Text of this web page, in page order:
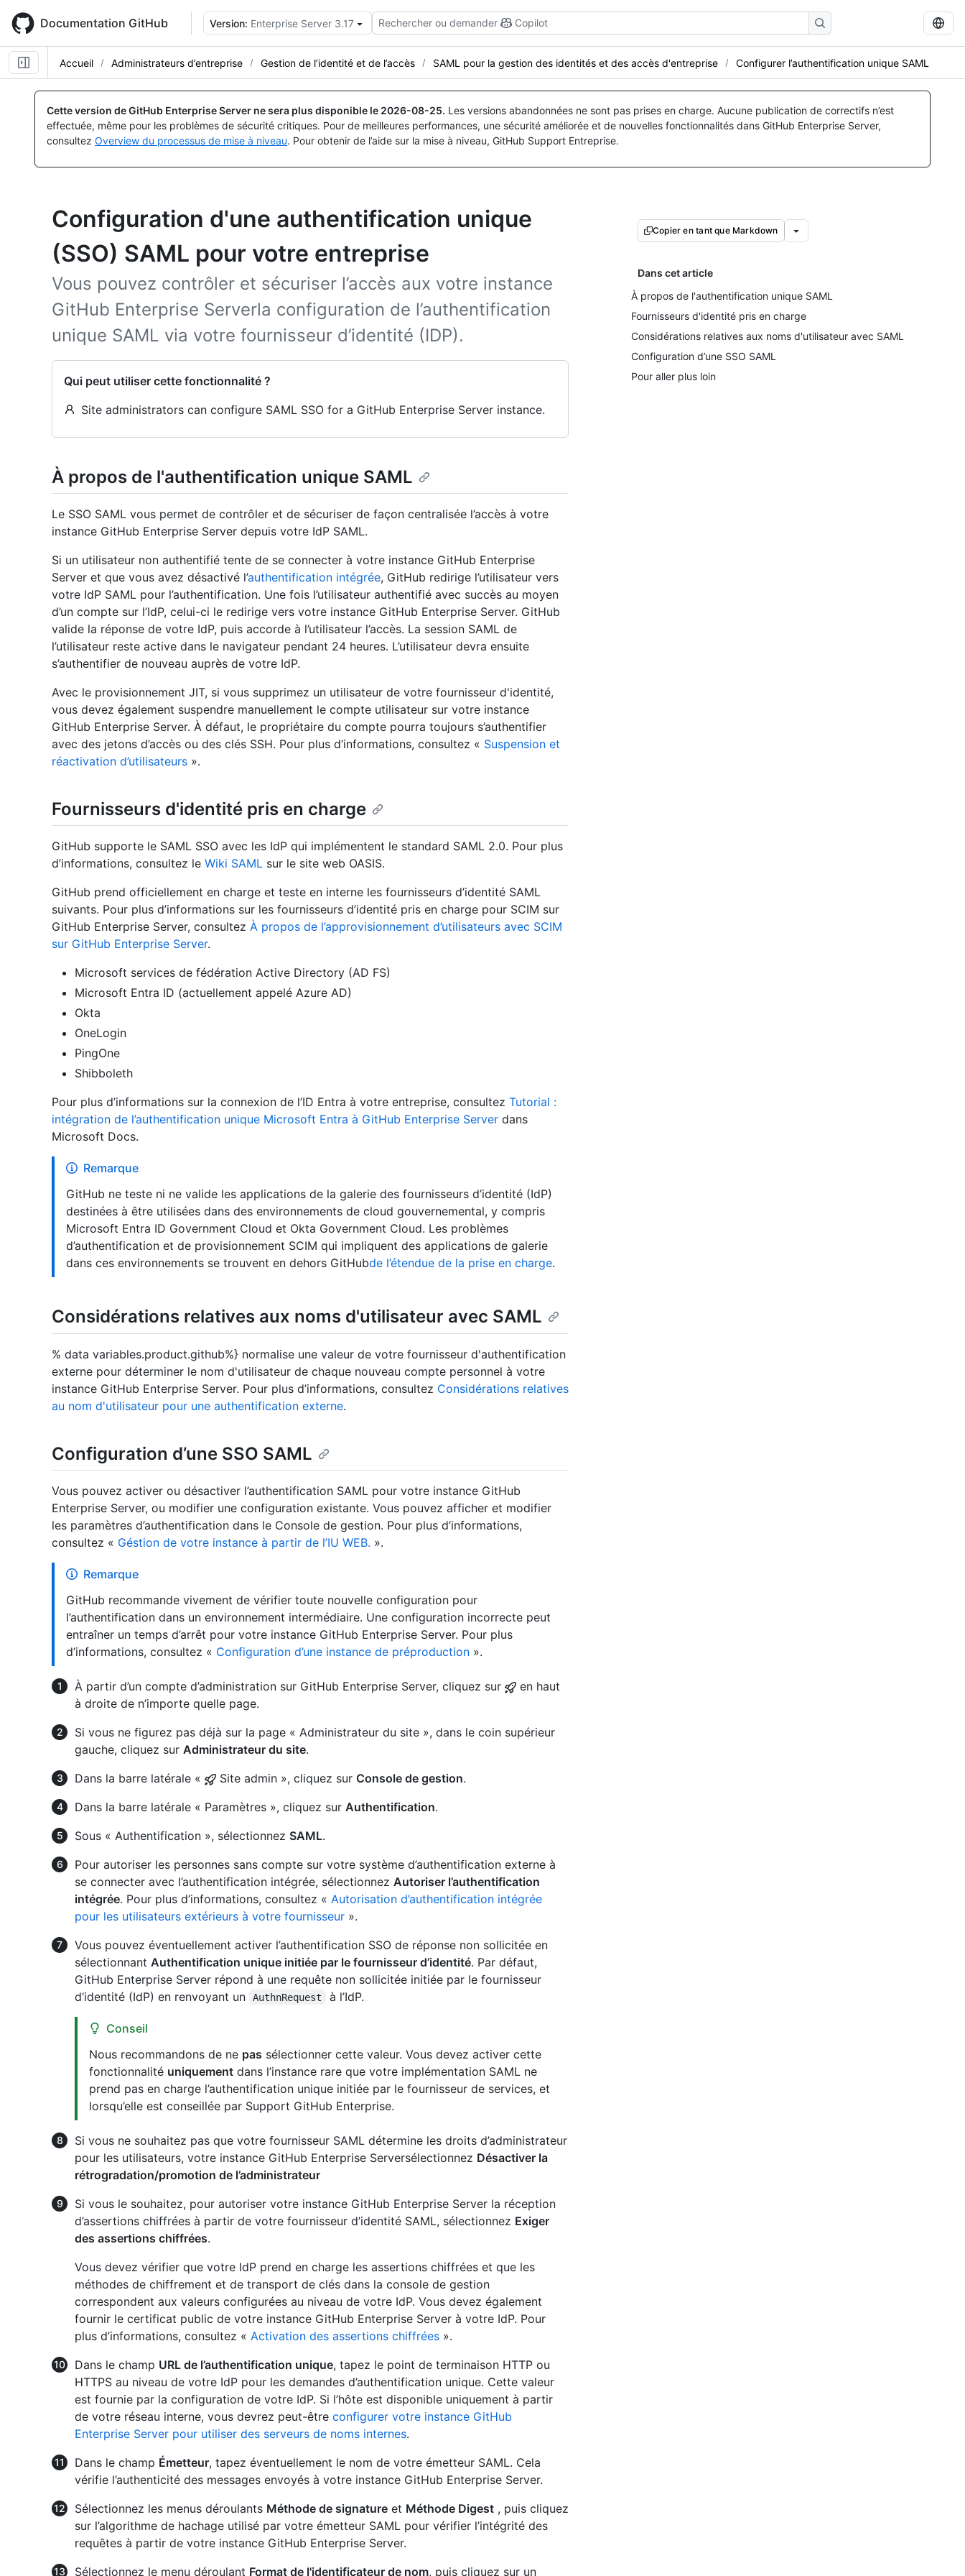
main
content
Documentation GitHub Version: Enterprise Server 3.17 Rechercher ou demander Copilot
Accueil Administrateurs d’entreprise Gestion de l’identité et de l’accès SAML pour la gestion des identités et des accès d'entreprise Configurer l’authentification unique SAML
Cette version de GitHub Enterprise Server ne sera plus disponible le 2026-08-25. Les versions abandonnées ne sont pas prises en charge. Aucune publication de correctifs n’est
effectuée, même pour les problèmes de sécurité critiques. Pour de meilleures performances, une sécurité améliorée et de nouvelles fonctionnalités dans GitHub Enterprise Server,
consultez Overview du processus de mise à niveau. Pour obtenir de l’aide sur la mise à niveau, GitHub Support Entreprise.
Configuration d'une authentification unique
(SSO) SAML pour votre entreprise
Vous pouvez contrôler et sécuriser l’accès aux votre instance
GitHub Enterprise Serverla configuration de l’authentification
unique SAML via votre fournisseur d’identité (IDP).
Qui peut utiliser cette fonctionnalité ?
Site administrators can configure SAML SSO for a GitHub Enterprise Server instance.
Copier en tant que Markdown
Dans cet article
À propos de l'authentification unique SAML
Fournisseurs d'identité pris en charge
Considérations relatives aux noms d'utilisateur avec SAML
Configuration d’une SSO SAML
Pour aller plus loin
À propos de l'authentification unique SAML
Le SSO SAML vous permet de contrôler et de sécuriser de façon centralisée l’accès à votre
instance GitHub Enterprise Server depuis votre IdP SAML.
Si un utilisateur non authentifié tente de se connecter à votre instance GitHub Enterprise
Server et que vous avez désactivé l’authentification intégrée, GitHub redirige l’utilisateur vers
votre IdP SAML pour l’authentification. Une fois l’utilisateur authentifié avec succès au moyen
d’un compte sur l’IdP, celui-ci le redirige vers votre instance GitHub Enterprise Server. GitHub
valide la réponse de votre IdP, puis accorde à l’utilisateur l’accès. La session SAML de
l’utilisateur reste active dans le navigateur pendant 24 heures. L’utilisateur devra ensuite
s’authentifier de nouveau auprès de votre IdP.
Avec le provisionnement JIT, si vous supprimez un utilisateur de votre fournisseur d'identité,
vous devez également suspendre manuellement le compte utilisateur sur votre instance
GitHub Enterprise Server. À défaut, le propriétaire du compte pourra toujours s’authentifier
avec des jetons d’accès ou des clés SSH. Pour plus d’informations, consultez « Suspension et
réactivation d’utilisateurs ».
Fournisseurs d'identité pris en charge
GitHub supporte le SAML SSO avec les IdP qui implémentent le standard SAML 2.0. Pour plus
d’informations, consultez le Wiki SAML sur le site web OASIS.
GitHub prend officiellement en charge et teste en interne les fournisseurs d’identité SAML
suivants. Pour plus d’informations sur les fournisseurs d’identité pris en charge pour SCIM sur
GitHub Enterprise Server, consultez À propos de l’approvisionnement d’utilisateurs avec SCIM
sur GitHub Enterprise Server.
Microsoft services de fédération Active Directory (AD FS)
Microsoft Entra ID (actuellement appelé Azure AD)
Okta
OneLogin
PingOne
Shibboleth
Pour plus d’informations sur la connexion de l’ID Entra à votre entreprise, consultez Tutorial :
intégration de l’authentification unique Microsoft Entra à GitHub Enterprise Server dans
Microsoft Docs.
Remarque
GitHub ne teste ni ne valide les applications de la galerie des fournisseurs d’identité (IdP)
destinées à être utilisées dans des environnements de cloud gouvernemental, y compris
Microsoft Entra ID Government Cloud et Okta Government Cloud. Les problèmes
d’authentification et de provisionnement SCIM qui impliquent des applications de galerie
dans ces environnements se trouvent en dehors GitHubde l’étendue de la prise en charge.
Considérations relatives aux noms d'utilisateur avec SAML
% data variables.product.github%} normalise une valeur de votre fournisseur d'authentification
externe pour déterminer le nom d'utilisateur de chaque nouveau compte personnel à votre
instance GitHub Enterprise Server. Pour plus d’informations, consultez Considérations relatives
au nom d'utilisateur pour une authentification externe.
Configuration d’une SSO SAML
Vous pouvez activer ou désactiver l’authentification SAML pour votre instance GitHub
Enterprise Server, ou modifier une configuration existante. Vous pouvez afficher et modifier
les paramètres d’authentification dans le Console de gestion. Pour plus d’informations,
consultez « Géstion de votre instance à partir de l’IU WEB. ».
Remarque
GitHub recommande vivement de vérifier toute nouvelle configuration pour
l’authentification dans un environnement intermédiaire. Une configuration incorrecte peut
entraîner un temps d’arrêt pour votre instance GitHub Enterprise Server. Pour plus
d’informations, consultez « Configuration d’une instance de préproduction ».
À partir d’un compte d’administration sur GitHub Enterprise Server, cliquez sur
en haut
à droite de n’importe quelle page.
Si vous ne figurez pas déjà sur la page « Administrateur du site », dans le coin supérieur
gauche, cliquez sur Administrateur du site.
Dans la barre latérale «
Site admin », cliquez sur Console de gestion.
Dans la barre latérale « Paramètres », cliquez sur Authentification.
Sous « Authentification », sélectionnez SAML.
Pour autoriser les personnes sans compte sur votre système d’authentification externe à
se connecter avec l’authentification intégrée, sélectionnez Autoriser l’authentification
intégrée. Pour plus d’informations, consultez « Autorisation d’authentification intégrée
pour les utilisateurs extérieurs à votre fournisseur ».
Vous pouvez éventuellement activer l’authentification SSO de réponse non sollicitée en
sélectionnant Authentification unique initiée par le fournisseur d’identité. Par défaut,
GitHub Enterprise Server répond à une requête non sollicitée initiée par le fournisseur
d’identité (IdP) en renvoyant un
AuthnRequest à l’IdP.
Conseil
Nous recommandons de ne pas sélectionner cette valeur. Vous devez activer cette
fonctionnalité uniquement dans l’instance rare que votre implémentation SAML ne
prend pas en charge l’authentification unique initiée par le fournisseur de services, et
lorsqu’elle est conseillée par Support GitHub Enterprise.
Si vous ne souhaitez pas que votre fournisseur SAML détermine les droits d’administrateur
pour les utilisateurs, votre instance GitHub Enterprise Serversélectionnez Désactiver la
rétrogradation/promotion de l’administrateur
Si vous le souhaitez, pour autoriser votre instance GitHub Enterprise Server la réception
d’assertions chiffrées à partir de votre fournisseur d’identité SAML, sélectionnez Exiger
des assertions chiffrées.
Vous devez vérifier que votre IdP prend en charge les assertions chiffrées et que les
méthodes de chiffrement et de transport de clés dans la console de gestion
correspondent aux valeurs configurées au niveau de votre IdP. Vous devez également
fournir le certificat public de votre instance GitHub Enterprise Server à votre IdP. Pour
plus d’informations, consultez « Activation des assertions chiffrées ».
Dans le champ URL de l’authentification unique, tapez le point de terminaison HTTP ou
HTTPS au niveau de votre IdP pour les demandes d’authentification unique. Cette valeur
est fournie par la configuration de votre IdP. Si l’hôte est disponible uniquement à partir
de votre réseau interne, vous devrez peut-être configurer votre instance GitHub
Enterprise Server pour utiliser des serveurs de noms internes.
Dans le champ Émetteur, tapez éventuellement le nom de votre émetteur SAML. Cela
vérifie l’authenticité des messages envoyés à votre instance GitHub Enterprise Server.
Sélectionnez les menus déroulants Méthode de signature et Méthode Digest , puis cliquez
sur l’algorithme de hachage utilisé par votre émetteur SAML pour vérifier l’intégrité des
requêtes à partir de votre instance GitHub Enterprise Server.
Sélectionnez le menu déroulant Format de l'identificateur de nom, puis cliquez sur un